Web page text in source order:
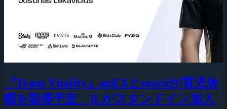
『Team Vitality』apEXとmeziiが育児休
暇を取得予定、jLがスタンドイン加入